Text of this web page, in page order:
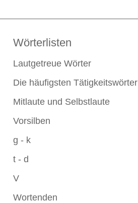
Wörterlisten
Lautgetreue Wörter
Die häufigsten Tätigkeitswörter
Mitlaute und Selbstlaute
Vorsilben
g - k
t - d
V
Wortenden